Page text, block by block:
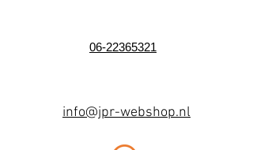
06-22365321
info@jpr-webshop.nl